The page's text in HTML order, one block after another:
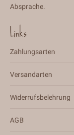
Absprache.
Links
Zahlungsarten
Versandarten
Widerrufsbelehrung
AGB